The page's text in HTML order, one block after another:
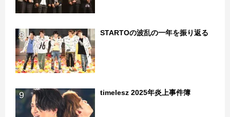
8 STARTOの波乱の一年を振り返る
9 timelesz 2025年炎上事件簿